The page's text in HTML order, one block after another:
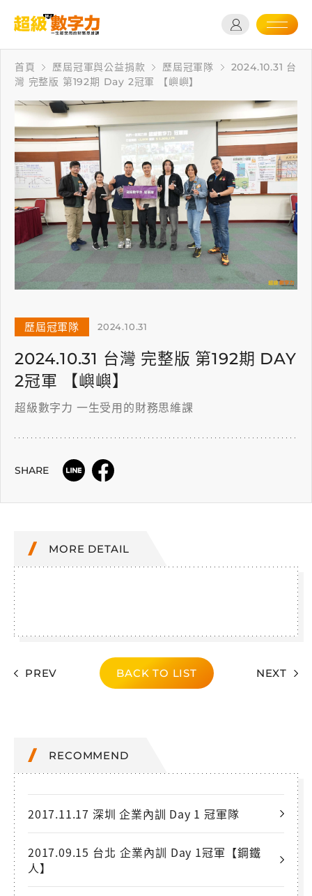
首頁 歷屆冠軍與公益捐款 歷屆冠軍隊
2024.10.31 台
灣 完整版 第192期 Day 2冠軍 【嶼嶼】
歷屆冠軍隊 2024.10.31
2024.10.31 台灣 完整版 第192期 DAY
2冠軍 【嶼嶼】
超級數字力 一生受用的財務思維課
SHARE
MORE DETAIL
PREV BACK TO LIST NEXT
RECOMMEND
2017.11.17 深圳 企業內訓 Day 1 冠軍隊
2017.09.15 台北 企業內訓 Day 1冠軍【鋼鐵
人】